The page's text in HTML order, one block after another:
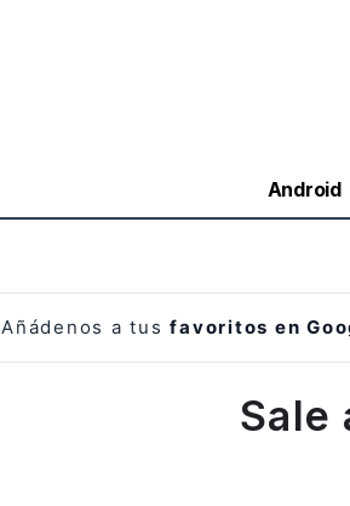
Android
Añádenos a tusfavoritos en
Sale